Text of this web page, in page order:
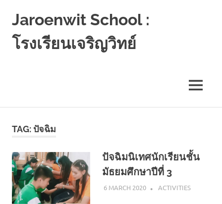
Jaroenwit School :
โรงเรียนเจริญวิทย์
MENU
TAG: ปัจฉิม
ปัจฉิมนิเทศนักเรียนชั้น
มัธยมศึกษาปีที่ 3
6 MARCH 2020 NAPASS
ACTIVITIES